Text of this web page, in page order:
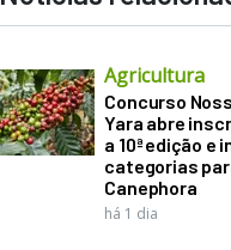
Agricultura
Concurso
Yara abre
a 10ª edição e
categorias
Canephora
há 1 dia